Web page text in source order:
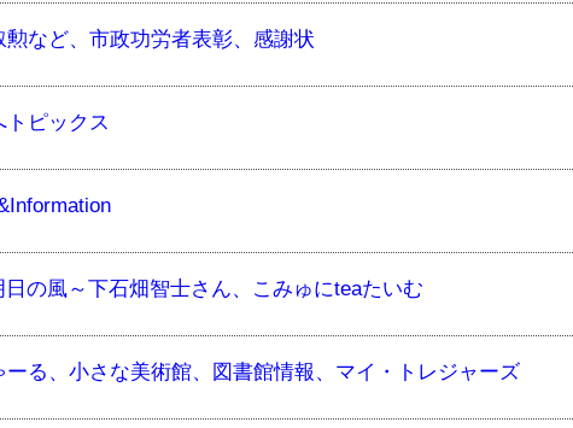
勲など、市政功労者表彰、感謝状
トピックス
日の風～下石畑智士さん、こみゅにteaたいむ
ーる、小さな美術館、図書館情報、マイ・トレジャーズ